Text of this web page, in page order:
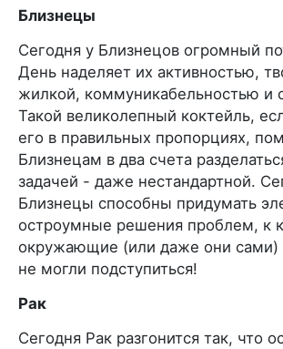
Близнецы
Сегодня у Близнецов огромный
День наделяет их активностью,
жилкой, коммуникабельностью и
Такой великолепный коктейль,
его в правильных пропорциях,
Близнецам в два счета
задачей - даже нестандартной.
Близнецы способны придумать
остроумные решения проблем, к
окружающие (или даже они сами)
не могли подступиться!
Рак
Сегодня Рак разгонится так, что